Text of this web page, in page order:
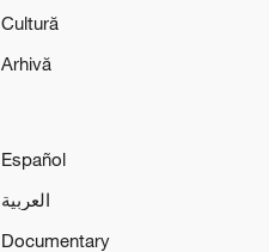
Cultură
Arhivă
Español
العربية
Documentary